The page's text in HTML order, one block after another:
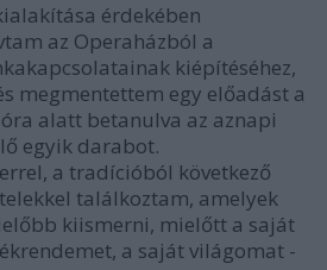
érdekében
az Operaházból a
kiépítéséhez,
megmentettem egy előadást a
alatt betanulva az aznapi
egyik darabot.
a tradícióból következő
találkoztam, amelyek
kiismerni, mielőtt a saját
a saját világomat -